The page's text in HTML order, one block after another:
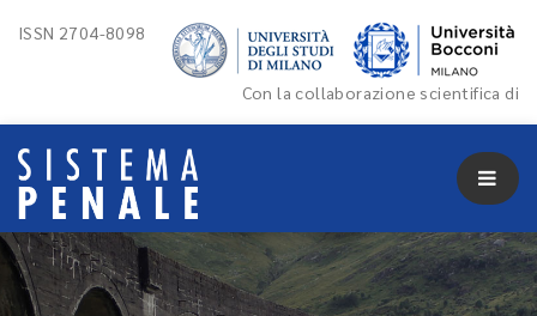
ISSN 2704-8098
Con la collaborazione scientifica di